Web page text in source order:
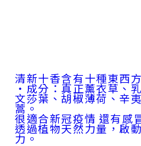
清新十香含有十種東西
・成分：真正薰衣草、
文莎葉、胡椒薄荷、辛
蒿。
很適合新冠疫情 還有感
透過植物天然力量，啟
力。